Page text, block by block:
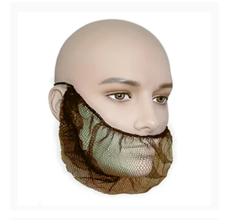
Easy Breezy™
Couvre-barbe en mailles rayon de miel